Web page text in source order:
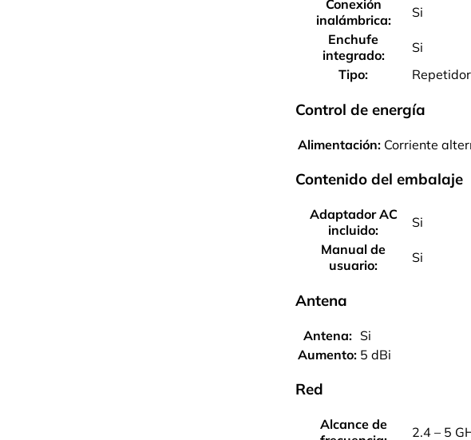
Conexión
inalámbrica:
Si
Enchufe
integrado:
Si
Tipo:
Repetidor
Control de energía
Alimentación: Corriente
Contenido del embalaje
Adaptador AC
incluido:
Si
Manual de
usuario:
Si
Antena
Antena: Si
Aumento: 5 dBi
Red
Alcance de
2.4 – 5